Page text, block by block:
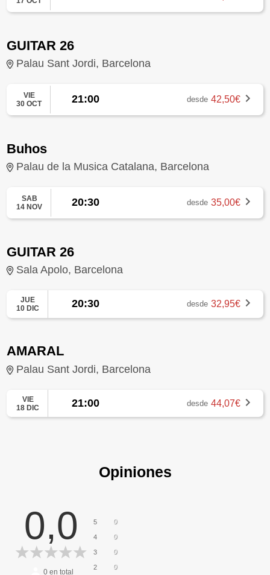
GUITAR 26
Palau Sant Jordi, Barcelona
VIE
30 OCT
21:00 desde 42,50€
Buhos
Palau de la Musica Catalana, Barcelona
SAB
14 NOV
20:30 desde 35,00€
GUITAR 26
Sala Apolo, Barcelona
JUE
10 DIC
20:30 desde 32,95€
AMARAL
Palau Sant Jordi, Barcelona
VIE
18 DIC
21:00 desde 44,07€
Opiniones
0,0
0en total
5 0
4 0
3 0
2 0